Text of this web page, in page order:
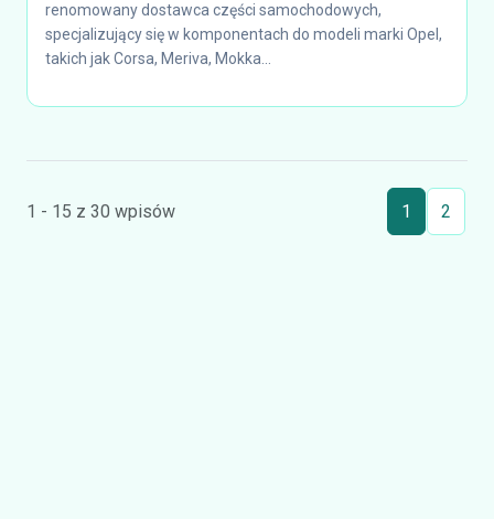
renomowany dostawca części samochodowych,
specjalizujący się w komponentach do modeli marki Opel,
takich jak Corsa, Meriva, Mokka...
1 - 15 z 30 wpisów 1 2